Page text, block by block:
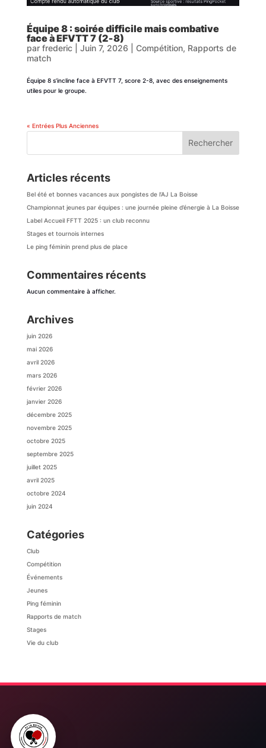
Équipe 8 : soirée difficile mais combative
face à EFVTT 7 (2‑8)
par frederic| Juin 7, 2026 Compétition, Rapports de
match
Équipe 8 s’incline face à EFVTT 7, score 2-8, avec des enseignements
utiles pour le groupe.
« Entrées Plus Anciennes
Rechercher
Articles récents
Bel été et bonnes vacances aux pongistes de l’AJ La Boisse
Championnat jeunes par équipes : une journée pleine d’énergie à La Boisse
Label Accueil FFTT 2025 : un club reconnu
Stages et tournois internes
Le ping féminin prend plus de place
Commentaires récents
Aucun commentaire à afficher.
Archives
juin 2026
mai 2026
avril 2026
mars 2026
février 2026
janvier 2026
décembre 2025
novembre 2025
octobre 2025
septembre 2025
juillet 2025
avril 2025
octobre 2024
juin 2024
Catégories
Club
Compétition
Événements
Jeunes
Ping féminin
Rapports de match
Stages
Vie du club